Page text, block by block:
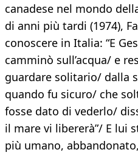
canadese nel mondo
di anni più tardi (1974),
conoscere in Italia: “E
camminò sull’acqua/ e
guardare solitario/ dalla
quando fu sicuro/ che
fosse dato di vederlo/
il mare vi libererà”/ E lui
più umano,